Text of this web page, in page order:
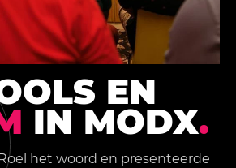
EN
IN MODX.
het woord en presenteerde